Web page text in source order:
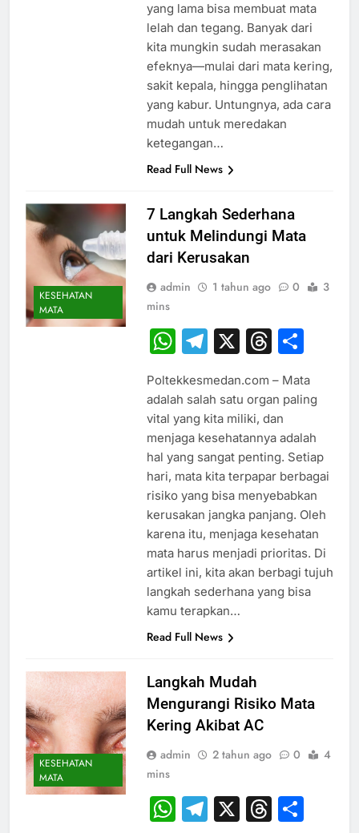
yang lama bisa membuat mata
lelah dan tegang. Banyak dari
kita mungkin sudah merasakan
efeknya—mulai dari mata kering,
sakit kepala, hingga penglihatan
yang kabur. Untungnya, ada cara
mudah untuk meredakan
ketegangan…
Read Full News
KESEHATAN
MATA
7 Langkah Sederhana
untuk Melindungi Mata
dari Kerusakan
admin 1 tahun ago 0
3
mins
WhatsApp
Telegram
X
Poltekkesmedan.com – Mata
adalah salah satu organ paling
vital yang kita miliki, dan
menjaga kesehatannya adalah
hal yang sangat penting. Setiap
hari, mata kita terpapar berbagai
risiko yang bisa menyebabkan
kerusakan jangka panjang. Oleh
karena itu, menjaga kesehatan
mata harus menjadi prioritas. Di
artikel ini, kita akan berbagi tujuh
langkah sederhana yang bisa
kamu terapkan…
Read Full News
KESEHATAN
MATA
Langkah Mudah
Mengurangi Risiko Mata
Kering Akibat AC
admin 2 tahun ago 0
4
mins
WhatsApp
Telegram
X